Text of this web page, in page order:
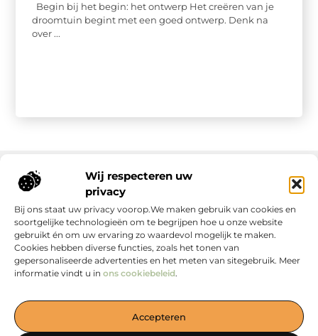
Wij respecteren uw
privacy
Bij ons staat uw privacy voorop.We maken gebruik van cookies en
soortgelijke technologieën om te begrijpen hoe u onze website
gebruikt én om uw ervaring zo waardevol mogelijk te maken.
Cookies hebben diverse functies, zoals het tonen van
gepersonaliseerde advertenties en het meten van sitegebruik. Meer
informatie vindt u in ons cookiebeleid.
Accepteren
Begin bij het begin: het ontwerp Het creëren van je
droomtuin begint met een goed ontwerp. Denk na
over ...
— Duik in boeiende verhalen, handige tips en waardevolle
Onze informatie